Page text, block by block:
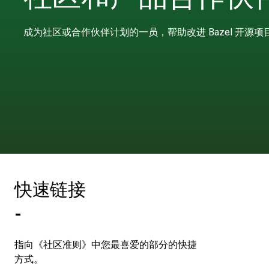
成为社区或合作伙伴计划的一员，帮助改进 Bazel 开源项
快速链接
-
指向《社区准则》中您最喜爱的部分的快捷
方式。